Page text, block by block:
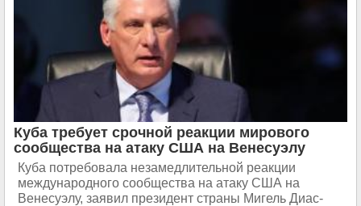
Куба требует срочной реакции мирового
сообщества на атаку США на Венесуэлу
Куба потребовала незамедлительной реакции
международного сообщества на атаку США на
Венесуэлу, заявил президент страны Мигель Диас-